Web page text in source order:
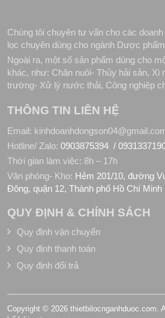
Chúng tôi chuyên tư vấn cho các
lọc chuyên dùng cho ngành Dược
Ngoài ra, một số sản phẩm dùng cho
khác, như: Chăn nuôi- Thủy hải sản, Xi
trường- Xử lý nước thải, Công nghiệp
THÔNG TIN LIÊN HỆ
Email:
Hotline/ Zalo: 0903875394 /
Thời gian làm việc: 8h – 17h
Văn phòng- Kho: Hẻm 201/10, đường
Đông, quận 12, Thành phố Hồ Chí Minh
QUY ĐỊNH & CHÍNH SÁCH
Quy định vận chuyển
Quy định thanh toán
Quy định đổi trả
Copyright © 2026 thietbilocnganhduoc.com.